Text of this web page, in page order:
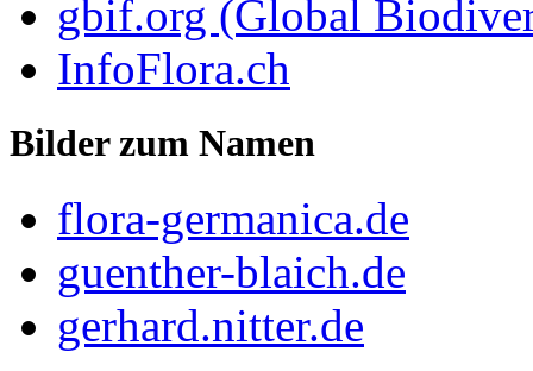
gbif.org (Global
InfoFlora.ch
Bilder zum Namen
flora-germanica.de
guenther-blaich.de
gerhard.nitter.de